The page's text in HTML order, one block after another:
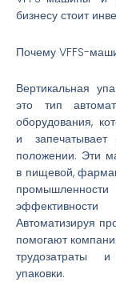
бизнесу стоит
Почему VFFS-
Вертикальная
это тип
оборудования,
и
положении. Эти
в пищевой,
Автоматизируя
помогают
трудозатраты
упаковки.